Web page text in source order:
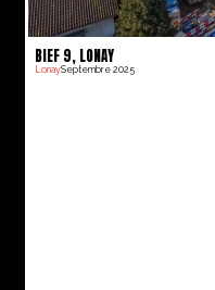
BIEF 9, LONAY
LonaySeptembre 2025